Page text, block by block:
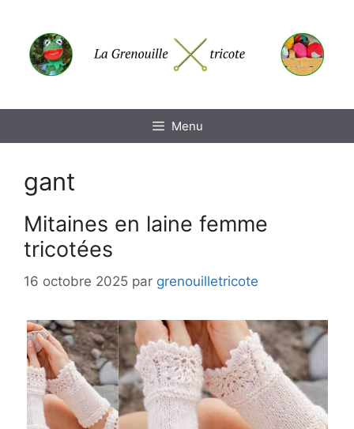
contenu
Menu
gant
Mitaines en laine femme
tricotées
16 octobre 2025 par grenouilletricote